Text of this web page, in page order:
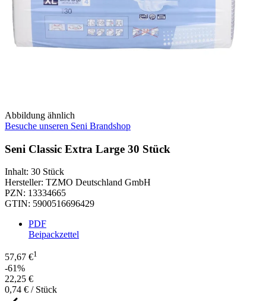
Abbildung ähnlich
Besuche unseren Seni Brandshop
Seni Classic Extra Large 30 Stück
Inhalt: 30 Stück
Hersteller: TZMO Deutschland GmbH
PZN: 13334665
GTIN: 5900516696429
PDF
Beipackzettel
57,67 €1
-61%
22,25 €
0,74 € / Stück